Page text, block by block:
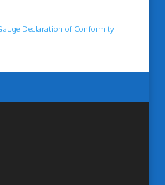
Declaration of Conformity